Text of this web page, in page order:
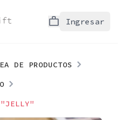
work Ingresar
DE PRODUCTOS
"JELLY"